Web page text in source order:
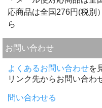
応商品は全国276円(税別
ら
お問い合わせ
よくあるお問い合わせを
リンク先からお問い合わ
問い合わせる